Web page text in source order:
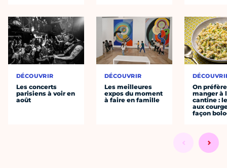
DÉCOUVRIR
Les concerts
parisiens à voir en
août
DÉCOUVRIR
Les meilleures
expos du moment
à faire en famille
On préfère
manger à
cantine :
aux
façon